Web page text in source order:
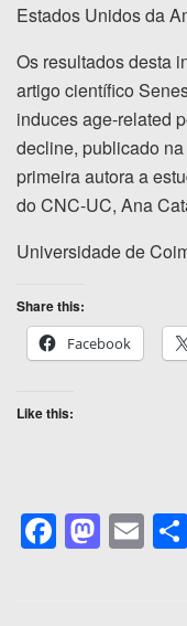
Estados Unidos da
Os resultados desta
artigo científico
induces age-related
decline, publicado
primeira autora a
do CNC-UC, Ana
Universidade de
Share this:
Facebook
Like this:
F
a
M
a
E
m